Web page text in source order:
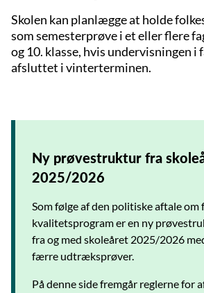
Skolen kan planlægge at holde
som semesterprøve i et eller flere
og 10. klasse, hvis undervisningen i
afsluttet i vinterterminen.
Ny prøvestruktur fra
2025/2026
Som følge af den politiske aftale om
kvalitetsprogram er en ny
fra og med skoleåret 2025/2026
færre udtræksprøver.
På denne side fremgår reglerne for